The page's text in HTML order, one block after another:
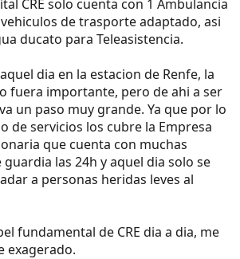
CRE solo cuenta con 1 Ambulancia
vehiculos de trasporte adaptado, asi
ducato para Teleasistencia.
dia en la estacion de Renfe, la
fuera importante, pero de ahi a ser
un paso muy grande. Ya que por lo
de servicios los cubre la Empresa
que cuenta con muchas
las 24h y aquel dia solo se
a personas heridas leves al
fundamental de CRE dia a dia, me
exagerado.